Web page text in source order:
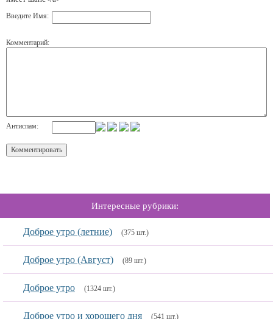
Введите Имя:
Комментарий:
Антиспам:
Интересные рубрики:
Доброе утро (летние) (375 шт.)
Доброе утро (Август) (89 шт.)
Доброе утро (1324 шт.)
Доброе утро и хорошего дня (541 шт.)